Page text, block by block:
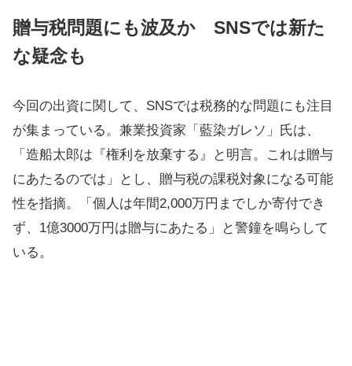
贈与税問題にも波及か SNSでは新た
な疑念も
今回の出資に関して、SNSでは税務的な問題にも注目
が集まっている。兼業投資家「藍染ガレソ」氏は、
「造船太郎は『権利を放棄する』と明言。これは贈与
にあたるのでは」とし、贈与税の課税対象になる可能
性を指摘。「個人は年間2,000万円までしか寄付でき
ず、1億3000万円は贈与にあたる」と警鐘を鳴らして
いる。